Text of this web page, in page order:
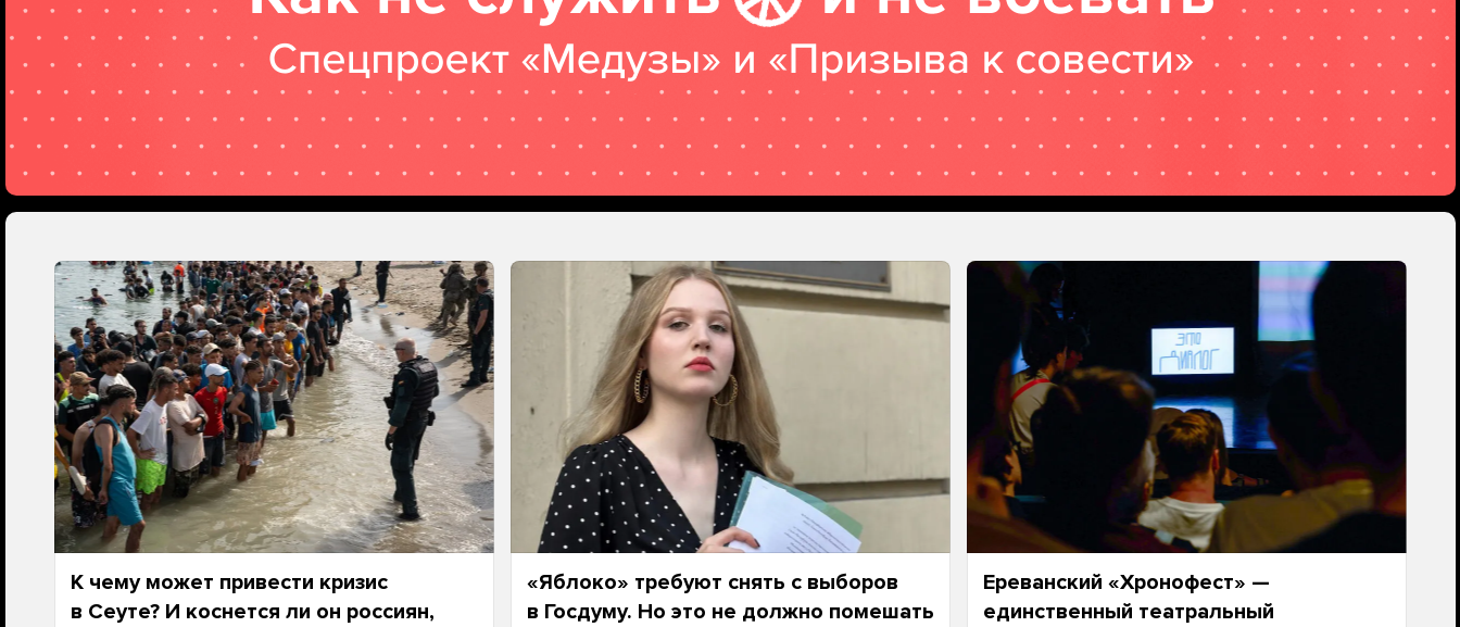
К чему может привести кризис
в Сеуте? И коснется ли он россиян,
«Яблоко» требуют снять с выборов
в Госдуму. Но это не должно помешать
Ереванский «Хронофест» —
единственный театральный